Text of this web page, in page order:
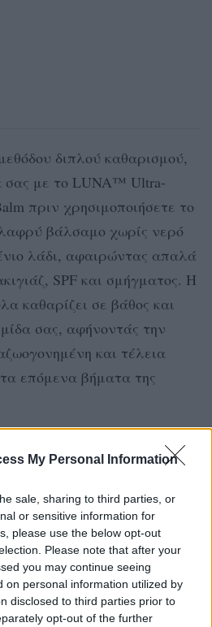
My Personal Information
sale, sharing to third parties, or
or sensitive information for
please use the below opt-out
Please note that after your
you may continue seeing
on personal information utilized by
disclosed to third parties prior to
opt-out of the further
διπλού καθαρισμού,
σας με το LUNA™ Ultra-
πριν χρησιμοποιήσετε το
βάλσαμο χωρίς νερό
λάδι, αφαιρώντας απαλά
SPF και σμήγματος. Η
καθαρίζει σε βάθος και
σας, αφήνοντάς την
και τέλεια
επόμενα βήματα της
συνεργάτης για τη
προετοιμάζει το δέρμα